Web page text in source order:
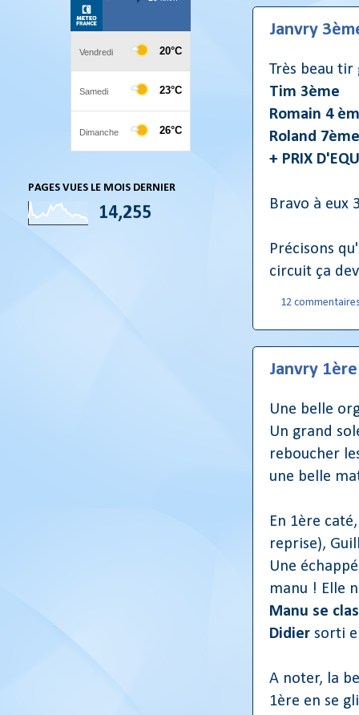
Janvry
Très beau tir
Tim 3ème
Romain 4
Roland 7ème
+ PRIX
Bravo à eux
Précisons
circuit ça
12
Janvry
Une belle
Un grand
reboucher
une belle
En 1ère
reprise),
Une
manu ! Elle
Manu se
Didier sorti
A noter, la
1ère en se
PAGES VUES LE MOIS DERNIER
14,255